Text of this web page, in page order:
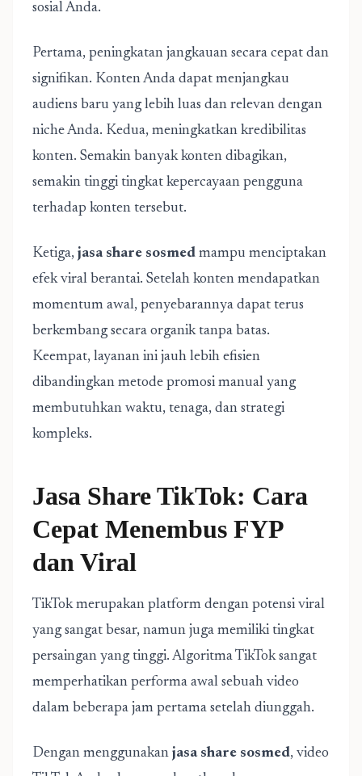
sosial Anda.
Pertama, peningkatan jangkauan secara cepat dan
signifikan. Konten Anda dapat menjangkau
audiens baru yang lebih luas dan relevan dengan
niche Anda. Kedua, meningkatkan kredibilitas
konten. Semakin banyak konten dibagikan,
semakin tinggi tingkat kepercayaan pengguna
terhadap konten tersebut.
Ketiga, jasa share sosmed mampu menciptakan
efek viral berantai. Setelah konten mendapatkan
momentum awal, penyebarannya dapat terus
berkembang secara organik tanpa batas.
Keempat, layanan ini jauh lebih efisien
dibandingkan metode promosi manual yang
membutuhkan waktu, tenaga, dan strategi
kompleks.
Jasa Share TikTok: Cara
Cepat Menembus FYP
dan Viral
TikTok merupakan platform dengan potensi viral
yang sangat besar, namun juga memiliki tingkat
persaingan yang tinggi. Algoritma TikTok sangat
memperhatikan performa awal sebuah video
dalam beberapa jam pertama setelah diunggah.
Dengan menggunakan jasa share sosmed, video